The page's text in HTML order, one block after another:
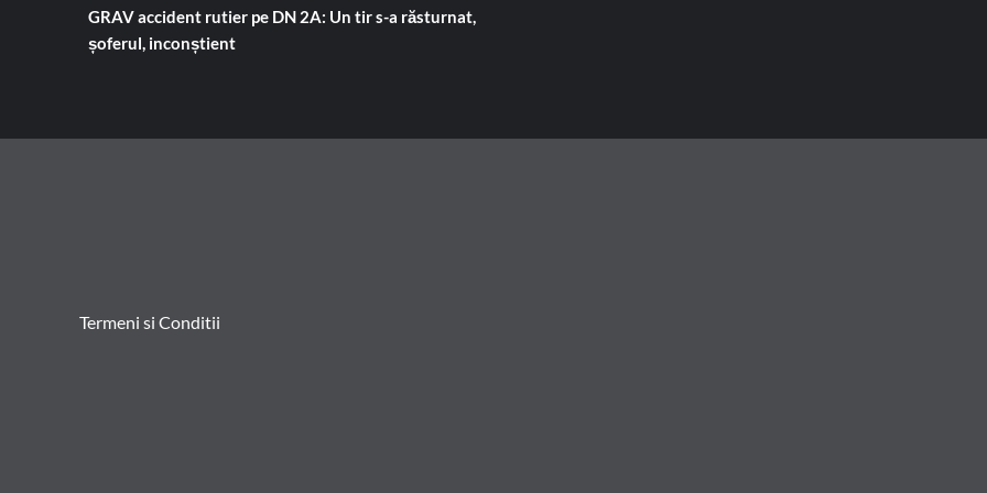
GRAV accident rutier pe DN 2A: Un tir s-a răsturnat,
șoferul, inconștient
Termeni si Conditii